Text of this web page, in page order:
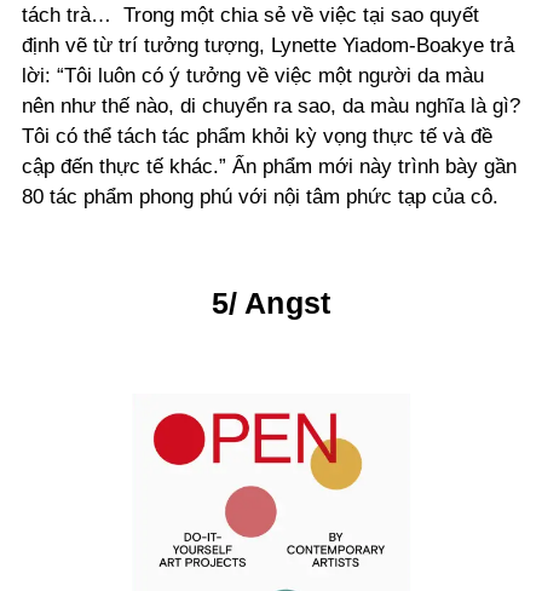
tách trà… Trong một chia sẻ về việc tại sao quyết
định vẽ từ trí tưởng tượng, Lynette Yiadom-Boakye trả
lời: “Tôi luôn có ý tưởng về việc một người da màu
nên như thế nào, di chuyển ra sao, da màu nghĩa là gì?
Tôi có thể tách tác phẩm khỏi kỳ vọng thực tế và đề
cập đến thực tế khác.” Ấn phẩm mới này trình bày gần
80 tác phẩm phong phú với nội tâm phức tạp của cô.
5/ Angst